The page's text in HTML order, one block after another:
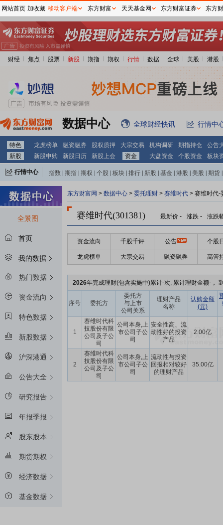
财经 焦点 股票 新股 期指 期权 行情 数据 全球 美股 港股
数据中心 全球财经快讯 行情中
特色 龙虎榜单 融资融券 股权质押 大宗交易 机构调研 期指持仓
公告
新股
新股申购 新股日历 新股上会 资金 大盘资金 个股资金 板块
行情中心 指数 期指 期权 个股 板块 排行 新股 基金 港股 美股 期货
全景图
首页
我的数据
热门数据
资金流向
特色数据
新股数据
沪深港通
公告大全
研究报告
年报季报
股东股本
期货期权
经济数据
基金数据
东方财富网 > 数据中心 > 委托理财 > 赛维时代 > 赛维时代-
赛维时代(301381) 最新价 - 涨跌 - 涨跌
资金流向 千股千评 公告 个股
龙虎榜单 大宗交易 融资融券 高管
2026年完成理财(包含实施中)累计-次, 累计理财金额-，
序号 委托方
委托方
与上市
公司关系
理财产品
名称
认购金额
(元)
1
赛维时代科
技股份有限
公司及子公
司
公司本身,上
市公司子公
司
安全性高、流
动性好的投资
产品
2.00亿
2
赛维时代科
技股份有限
公司及子公
司
公司本身,上
市公司子公
司
流动性与投资
回报相对较好
的理财产品
35.00亿
网站首页 加收藏 移动客户端 东方财富 天天基金网 东方财富证券 东方